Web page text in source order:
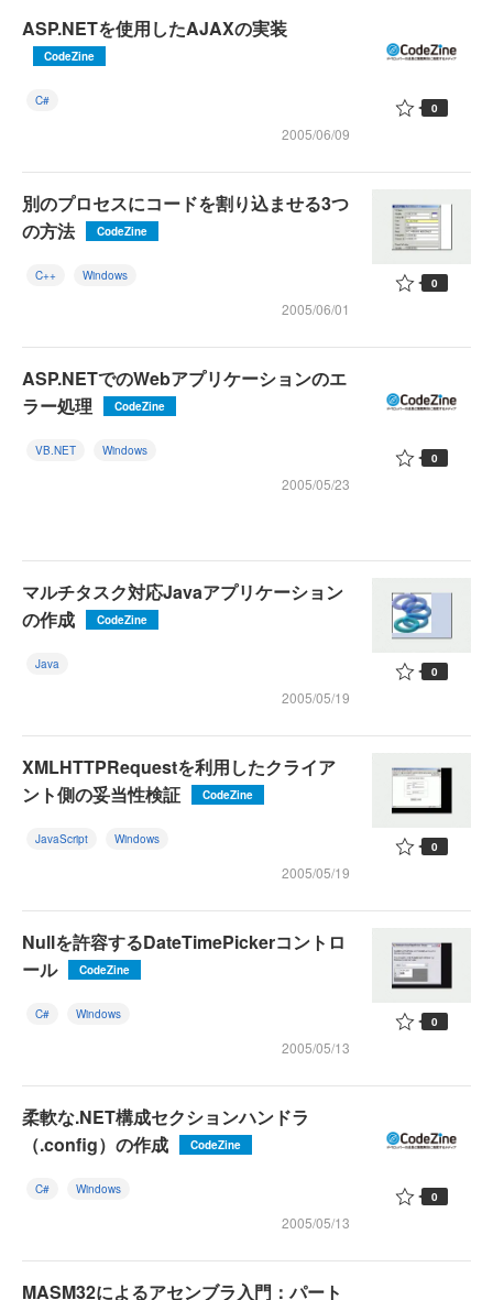
ASP.NETを使用したAJAXの実装
CodeZine
C#
2005/06/09
0
別のプロセスにコードを割り込ませる3つ
の方法
CodeZine
C++ Windows
2005/06/01
0
ASP.NETでのWebアプリケーションのエ
ラー処理
CodeZine
VB.NET Windows
2005/05/23
0
マルチタスク対応Javaアプリケーション
の作成
CodeZine
Java
2005/05/19
0
XMLHTTPRequestを利用したクライア
ント側の妥当性検証
CodeZine
JavaScript Windows
2005/05/19
0
Nullを許容するDateTimePickerコントロ
ール
CodeZine
C# Windows
2005/05/13
0
柔軟な.NET構成セクションハンドラ
（.config）の作成
CodeZine
C# Windows
2005/05/13
0
MASM32によるアセンブラ入門：パート